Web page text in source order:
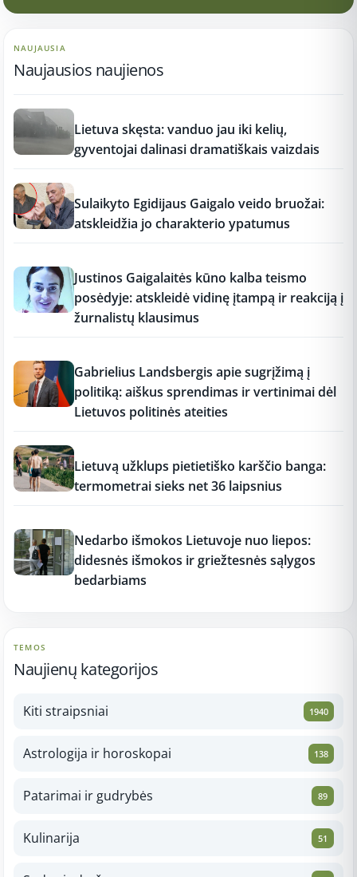
NAUJAUSIA
Naujausios naujienos
Lietuva skęsta: vanduo jau iki kelių,
gyventojai dalinasi dramatiškais vaizdais
Sulaikyto Egidijaus Gaigalo veido bruožai:
atskleidžia jo charakterio ypatumus
Justinos Gaigalaitės kūno kalba teismo
posėdyje: atskleidė vidinę įtampą ir reakciją į
žurnalistų klausimus
Gabrielius Landsbergis apie sugrįžimą į
politiką: aiškus sprendimas ir vertinimai dėl
Lietuvos politinės ateities
Lietuvą užklups pietietiško karščio banga:
termometrai sieks net 36 laipsnius
Nedarbo išmokos Lietuvoje nuo liepos:
didesnės išmokos ir griežtesnės sąlygos
bedarbiams
TEMOS
Naujienų kategorijos
Kiti straipsniai 1940
Astrologija ir horoskopai 138
Patarimai ir gudrybės 89
Kulinarija 51